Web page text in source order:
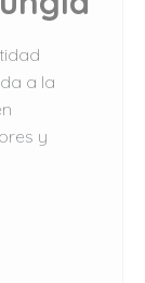
a la
y